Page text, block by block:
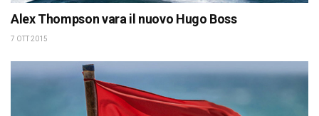
Alex Thompson vara il nuovo Hugo Boss
7 OTT 2015